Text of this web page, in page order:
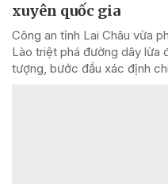
xuyên quốc gia
Công an tỉnh Lai Châu vừa
Lào triệt phá đường dây lừa
tượng, bước đầu xác định